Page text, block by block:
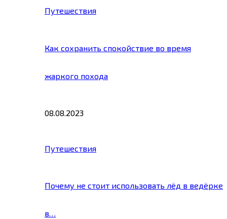
Путешествия
Как сохранить спокойствие во время
жаркого похода
08.08.2023
Путешествия
Почему не стоит использовать лёд в ведёрке
в…